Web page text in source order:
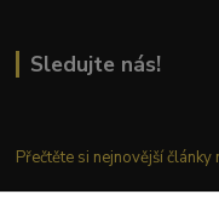
Sledujte nás!
Přečtěte si nejnovější články